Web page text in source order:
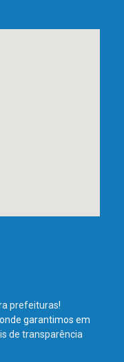
prefeituras!
garantimos em
de transparência